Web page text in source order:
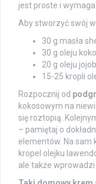
jest proste i
Aby stworzyć swój
30 g masła
30 g oleju
20 g oleju
15-25 kropli
Rozpocznij od
kokosowym na
się roztopią.
– pamiętaj o
elementów. Na sam
kropel olejku
ale także wprowadzi